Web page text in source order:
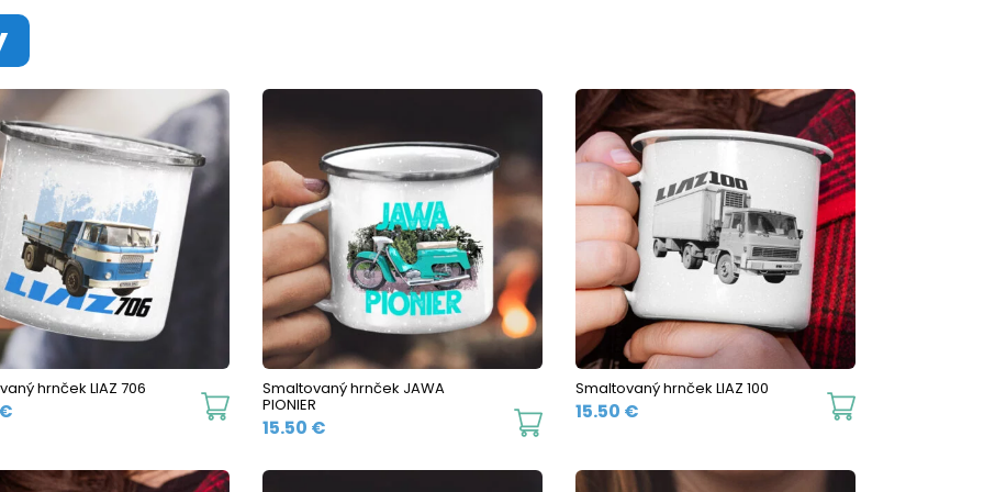
hrnček LIAZ 706
€
This
product
has
Smaltovaný hrnček JAWA
PIONIER
15.50 €
This
has
Smaltovaný hrnček LIAZ 100
15.50 €
This
has